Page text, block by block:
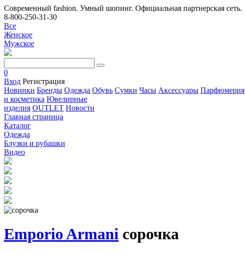
Современный fashion. Умный шопинг. Официальная партнерская сеть.
8-800-250-31-30
Все
Женское
Мужское
0
Вход Регистрация
Новинки Бренды Одежда Обувь Сумки Часы Аксессуары Парфюмерия
и косметика Ювелирные
изделия OUTLET Новости
Главная страница
Каталог
Одежда
Блузки и рубашки
Видео
Emporio Armani сорочка